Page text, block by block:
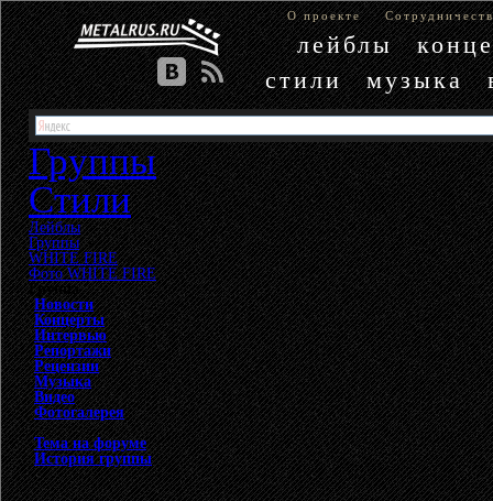
О проекте
лейблы
стили
музыка
Группы
Стили
Лейблы
Группы»
WHITE FIRE»
Фото WHITE FIRE
Группа
Новости
Концерты
Интервью
Репортажи
Рецензии
Музыка
Видео
Фотогалерея
Тема на форуме
История группы